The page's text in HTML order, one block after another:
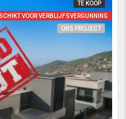
TE KOOP
VOOR VERBLIJFSVERGUNNING
ONS PROJECT